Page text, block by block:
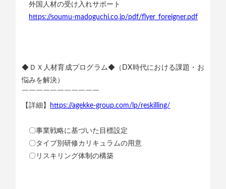
外国人材の受け入れサポート
https://soumu-madoguchi.co.jp/pdf/flyer_foreigner.pdf
◆ＤＸ人材育成プログラム◆（DX時代における課題・お
悩みを解決）
￣￣￣￣￣￣￣￣￣￣￣
【詳細】
https://agekke-group.com/lp/reskilling/
〇事業戦略に基づいた目標設定
〇タイプ別研修カリキュラムの用意
〇リスキリング体制の構築